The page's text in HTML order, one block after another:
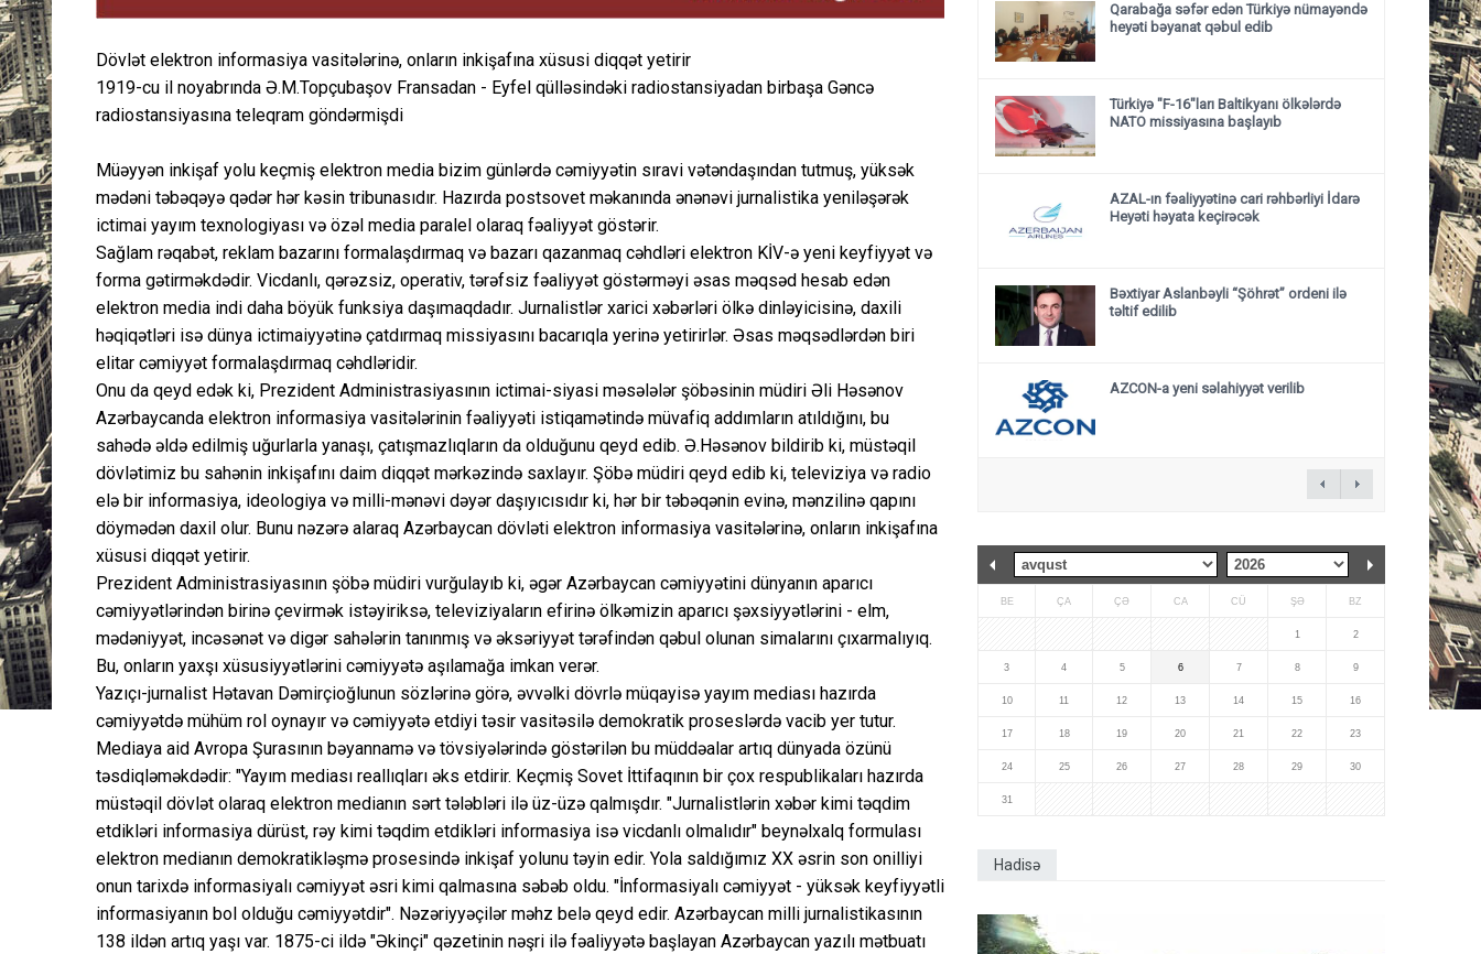
Dövlət elektron informasiya vasitələrinə, onların inkişafına xüsusi diqqət yetirir
1919-cu il noyabrında Ə.M.Topçubaşov Fransadan - Eyfel qülləsindəki radiostansiyadan birbaşa Gəncə
radiostansiyasına teleqram göndərmişdi
Müəyyən inkişaf yolu keçmiş elektron media bizim günlərdə cəmiyyətin sıravi vətəndaşından tutmuş, yüksək
mədəni təbəqəyə qədər hər kəsin tribunasıdır. Hazırda postsovet məkanında ənənəvi jurnalistika yeniləşərək
ictimai yayım texnologiyası və özəl media paralel olaraq fəaliyyət göstərir.
Sağlam rəqabət, reklam bazarını formalaşdırmaq və bazarı qazanmaq cəhdləri elektron KİV-ə yeni keyfiyyət və
forma gətirməkdədir. Vicdanlı, qərəzsiz, operativ, tərəfsiz fəaliyyət göstərməyi əsas məqsəd hesab edən
elektron media indi daha böyük funksiya daşımaqdadır. Jurnalistlər xarici xəbərləri ölkə dinləyicisinə, daxili
həqiqətləri isə dünya ictimaiyyətinə çatdırmaq missiyasını bacarıqla yerinə yetirirlər. Əsas məqsədlərdən biri
elitar cəmiyyət formalaşdırmaq cəhdləridir.
Onu da qeyd edək ki, Prezident Administrasiyasının ictimai-siyasi məsələlər şöbəsinin müdiri Əli Həsənov
Azərbaycanda elektron informasiya vasitələrinin fəaliyyəti istiqamətində müvafiq addımların atıldığını, bu
sahədə əldə edilmiş uğurlarla yanaşı, çatışmazlıqların da olduğunu qeyd edib. Ə.Həsənov bildirib ki, müstəqil
dövlətimiz bu sahənin inkişafını daim diqqət mərkəzində saxlayır. Şöbə müdiri qeyd edib ki, televiziya və radio
elə bir informasiya, ideologiya və milli-mənəvi dəyər daşıyıcısıdır ki, hər bir təbəqənin evinə, mənzilinə qapını
döymədən daxil olur. Bunu nəzərə alaraq Azərbaycan dövləti elektron informasiya vasitələrinə, onların inkişafına
xüsusi diqqət yetirir.
Prezident Administrasiyasının şöbə müdiri vurğulayıb ki, əgər Azərbaycan cəmiyyətini dünyanın aparıcı
cəmiyyətlərindən birinə çevirmək istəyiriksə, televiziyaların efirinə ölkəmizin aparıcı şəxsiyyətlərini - elm,
mədəniyyət, incəsənət və digər sahələrin tanınmış və əksəriyyət tərəfindən qəbul olunan simalarını çıxarmalıyıq.
Bu, onların yaxşı xüsusiyyətlərini cəmiyyətə aşılamağa imkan verər.
Yazıçı-jurnalist Hətavan Dəmirçioğlunun sözlərinə görə, əvvəlki dövrlə müqayisə yayım mediası hazırda
cəmiyyətdə mühüm rol oynayır və cəmiyyətə etdiyi təsir vasitəsilə demokratik proseslərdə vacib yer tutur.
Mediaya aid Avropa Şurasının bəyannamə və tövsiyələrində göstərilən bu müddəalar artıq dünyada özünü
təsdiqləməkdədir: "Yayım mediası reallıqları əks etdirir. Keçmiş Sovet İttifaqının bir çox respublikaları hazırda
müstəqil dövlət olaraq elektron medianın sərt tələbləri ilə üz-üzə qalmışdır. "Jurnalistlərin xəbər kimi təqdim
etdikləri informasiya dürüst, rəy kimi təqdim etdikləri informasiya isə vicdanlı olmalıdır" beynəlxalq formulası
elektron medianın demokratikləşmə prosesində inkişaf yolunu təyin edir. Yola saldığımız XX əsrin son onilliyi
onun tarixdə informasiyalı cəmiyyət əsri kimi qalmasına səbəb oldu. "İnformasiyalı cəmiyyət - yüksək keyfiyyətli
informasiyanın bol olduğu cəmiyyətdir". Nəzəriyyəçilər məhz belə qeyd edir. Azərbaycan milli jurnalistikasının
138 ildən artıq yaşı var. 1875-ci ildə "Əkinçi" qəzetinin nəşri ilə fəaliyyətə başlayan Azərbaycan yazılı mətbuatı
Qarabağa səfər edən Türkiyə nümayəndə
heyəti bəyanat qəbul edib
Türkiyə "F-16"ları Baltikyanı ölkələrdə
NATO missiyasına başlayıb
AZAL-ın fəaliyyətinə cari rəhbərliyi İdarə
Heyəti həyata keçirəcək
Bəxtiyar Aslanbəyli “Şöhrət” ordeni ilə
təltif edilib
AZCON-a yeni səlahiyyət verilib
BE ÇA ÇƏ CA CÜ ŞƏ BZ
1 2
3 4 5 6 7 8 9
10 11 12 13 14 15 16
17 18 19 20 21 22 23
24 25 26 27 28 29 30
31
Hadisə